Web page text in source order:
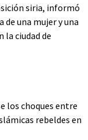
siria, informó
de una mujer y una
la ciudad de
los choques entre
rebeldes en